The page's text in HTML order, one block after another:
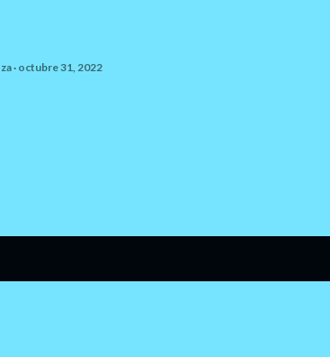
octubre 31, 2022